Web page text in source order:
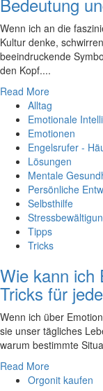
Wenn ich an die
Kultur denke,
beeindruckende
den Kopf....
Read More
Alltag
Emotionale
Emotionen
Engelsrufer -
Lösungen
Mentale
Persönliche
Selbsthilfe
Tipps
Tricks
Wie kann ich
Tricks für
Wenn ich über
‍sie ⁤unser ⁢tägliches
warum bestimmte
Read More
Orgonit kaufen